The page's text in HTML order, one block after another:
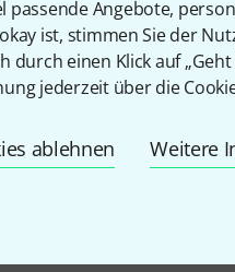
passende Angebote,
ist, stimmen Sie der
einen Klick auf „Geht
jederzeit über die
ablehnen Weitere